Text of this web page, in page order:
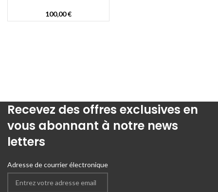
100,00€
Recevez des offres exclusives en
vous abonnant à notre news
letters
Adresse de courrier électronique